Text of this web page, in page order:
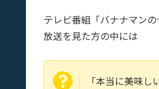
テレビ番組「バナナマン
放送を見た方の中には
「本当に美味し